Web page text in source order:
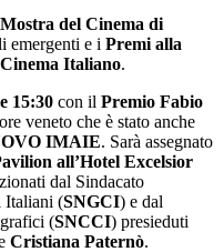
Mostra del Cinema di
emergenti e i Premi alla
Italiano.
15:30 con il Premio Fabio
veneto che è stato anche
IMAIE. Sarà assegnato
all’Hotel Excelsior
dal Sindacato
Italiani (SNGCI) e dal
(SNCCI) presieduti
Cristiana Paternò.